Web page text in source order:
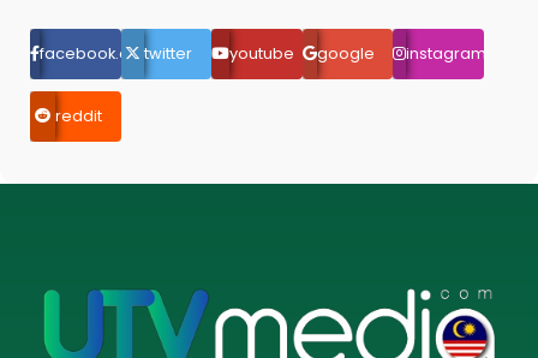
facebook.comtwitter youtube google instagram
reddit